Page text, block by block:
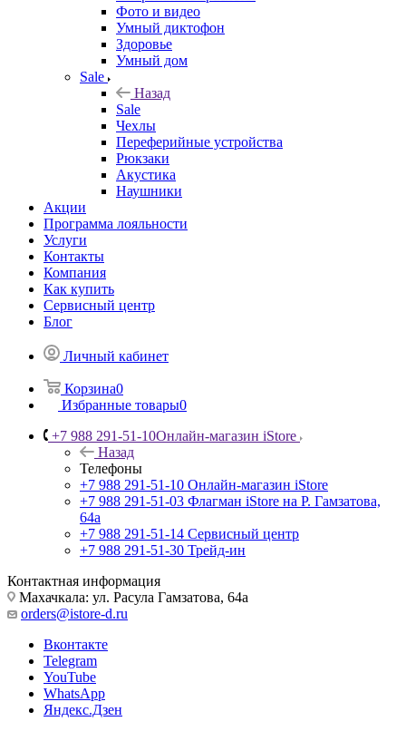
Фото и видео
Умный диктофон
Здоровье
Умный дом
Sale
Назад
Sale
Чехлы
Переферийные устройства
Рюкзаки
Акустика
Наушники
Акции
Программа лояльности
Услуги
Контакты
Компания
Как купить
Сервисный центр
Блог
Личный кабинет
Корзина0
Избранные товары0
+7 988 291-51-10Онлайн-магазин iStore
Назад
Телефоны
+7 988 291-51-10 Онлайн-магазин iStore
+7 988 291-51-03 Флагман iStore на Р. Гамзатова,
64а
+7 988 291-51-14 Сервисный центр
+7 988 291-51-30 Трейд-ин
Контактная информация
Махачкала: ул. Расула Гамзатова, 64а
orders@istore-d.ru
Вконтакте
Telegram
YouTube
WhatsApp
Яндекс.Дзен